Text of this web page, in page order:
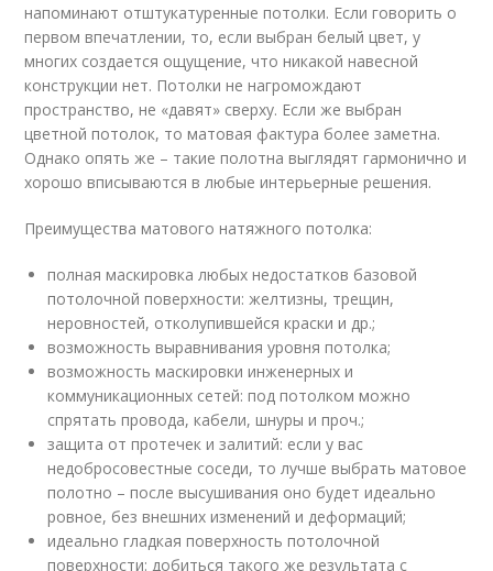
напоминают отштукатуренные потолки. Если говорить о
первом впечатлении, то, если выбран белый цвет, у
многих создается ощущение, что никакой навесной
конструкции нет. Потолки не нагромождают
пространство, не «давят» сверху. Если же выбран
цветной потолок, то матовая фактура более заметна.
Однако опять же – такие полотна выглядят гармонично и
хорошо вписываются в любые интерьерные решения.
Преимущества матового натяжного потолка:
полная маскировка любых недостатков базовой
потолочной поверхности: желтизны, трещин,
неровностей, отколупившейся краски и др.;
возможность выравнивания уровня потолка;
возможность маскировки инженерных и
коммуникационных сетей: под потолком можно
спрятать провода, кабели, шнуры и проч.;
защита от протечек и залитий: если у вас
недобросовестные соседи, то лучше выбрать матовое
полотно – после высушивания оно будет идеально
ровное, без внешних изменений и деформаций;
идеально гладкая поверхность потолочной
поверхности: добиться такого же результата с